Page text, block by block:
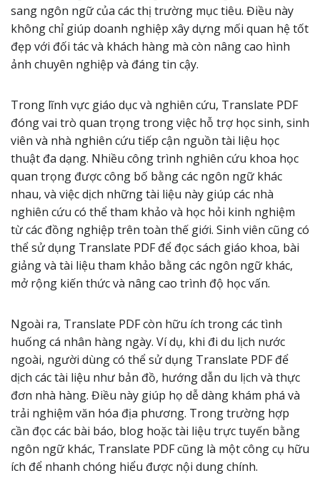
sang ngôn ngữ của các thị trường mục tiêu. Điều này
không chỉ giúp doanh nghiệp xây dựng mối quan hệ tốt
đẹp với đối tác và khách hàng mà còn nâng cao hình
ảnh chuyên nghiệp và đáng tin cậy.
Trong lĩnh vực giáo dục và nghiên cứu, Translate PDF
đóng vai trò quan trọng trong việc hỗ trợ học sinh, sinh
viên và nhà nghiên cứu tiếp cận nguồn tài liệu học
thuật đa dạng. Nhiều công trình nghiên cứu khoa học
quan trọng được công bố bằng các ngôn ngữ khác
nhau, và việc dịch những tài liệu này giúp các nhà
nghiên cứu có thể tham khảo và học hỏi kinh nghiệm
từ các đồng nghiệp trên toàn thế giới. Sinh viên cũng có
thể sử dụng Translate PDF để đọc sách giáo khoa, bài
giảng và tài liệu tham khảo bằng các ngôn ngữ khác,
mở rộng kiến thức và nâng cao trình độ học vấn.
Ngoài ra, Translate PDF còn hữu ích trong các tình
huống cá nhân hàng ngày. Ví dụ, khi đi du lịch nước
ngoài, người dùng có thể sử dụng Translate PDF để
dịch các tài liệu như bản đồ, hướng dẫn du lịch và thực
đơn nhà hàng. Điều này giúp họ dễ dàng khám phá và
trải nghiệm văn hóa địa phương. Trong trường hợp
cần đọc các bài báo, blog hoặc tài liệu trực tuyến bằng
ngôn ngữ khác, Translate PDF cũng là một công cụ hữu
ích để nhanh chóng hiểu được nội dung chính.